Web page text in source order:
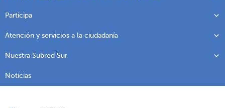
Participa
Atención y servicios a la ciudadanía
Nuestra Subred Sur
Noticias